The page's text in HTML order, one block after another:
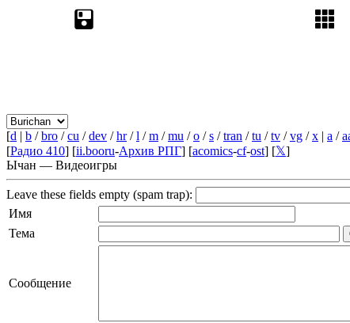
[d | b /bro /cu /dev /hr/l /m /mu /o /s /tran /tu /tv /vg /x | a /
[Радио 410] [ii.booru-Архив РПГ] [acomics-cf-ost] [𝕏]
Ычан — Видеоигры
Leave these fields empty (spam trap):
Имя
Тема
Сообщение